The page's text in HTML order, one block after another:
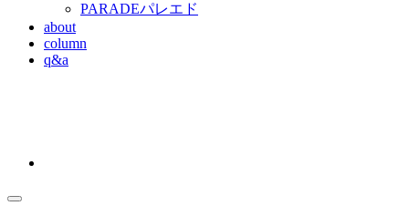
PARADEパレエド
about
column
q&a